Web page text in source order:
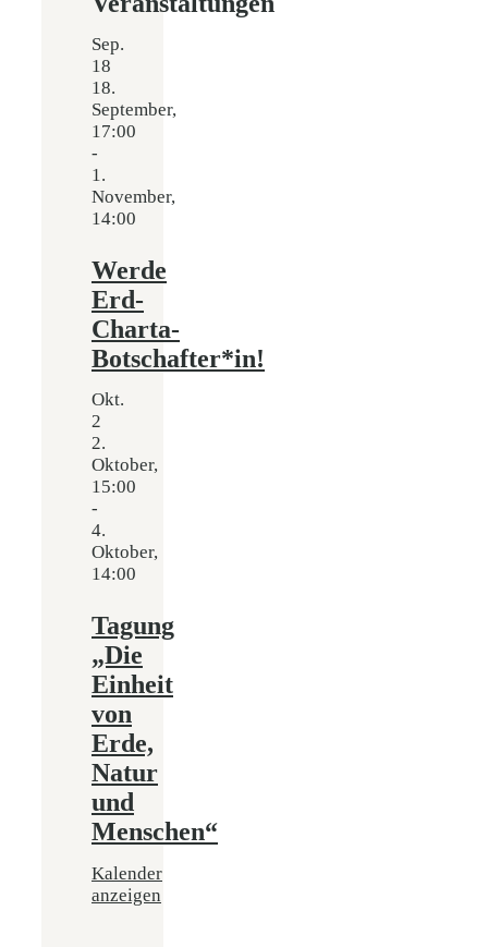
Sep.
18
18.
September,
17:00
-
1.
November,
14:00
Werde
Erd-
Charta-
Botschafter*in!
Okt.
2
2.
Oktober,
15:00
-
4.
Oktober,
14:00
Tagung
„Die
Einheit
von
Erde,
Natur
und
Menschen“
Kalender
anzeigen